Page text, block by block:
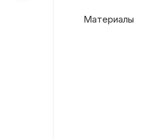
Материалы